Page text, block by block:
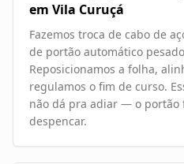
em Vila Curuçá
Fazemos troca de cabo de
de portão automático
Reposicionamos a folha,
regulamos o fim de curso.
não dá pra adiar — o portão
despencar.